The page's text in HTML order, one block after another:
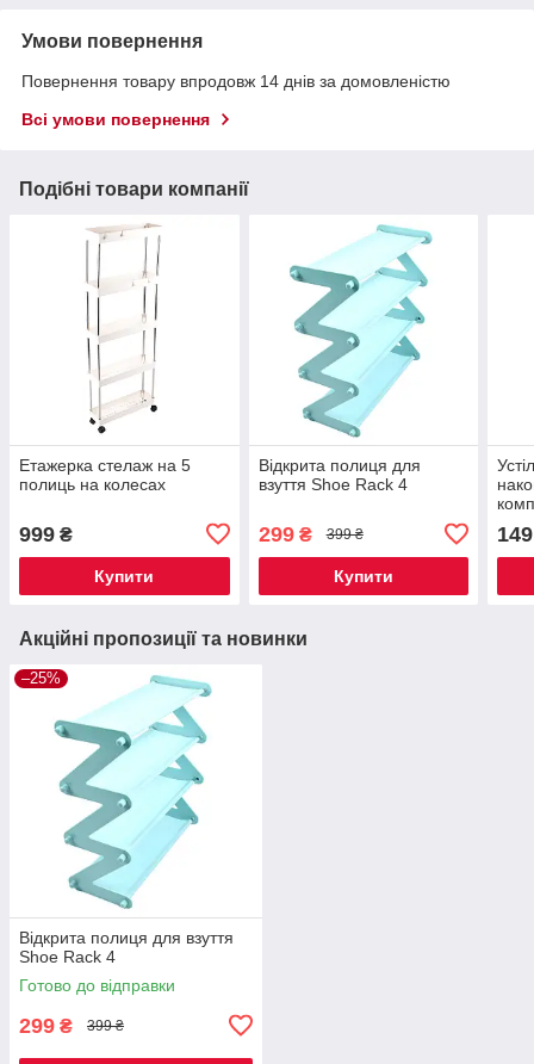
Умови повернення
Повернення товару впродовж 14 днів за домовленістю
Всі умови повернення
Подібні товари компанії
Етажерка стелаж на 5
полиць на колесах
999 ₴
Купити
Відкрита полиця для
взуття Shoe Rack 4
299₴ 399 ₴
Купити
149
Акційні пропозиції та новинки
–25%
Відкрита полиця для взуття
Shoe Rack 4
Готово до відправки
299 ₴ 399 ₴